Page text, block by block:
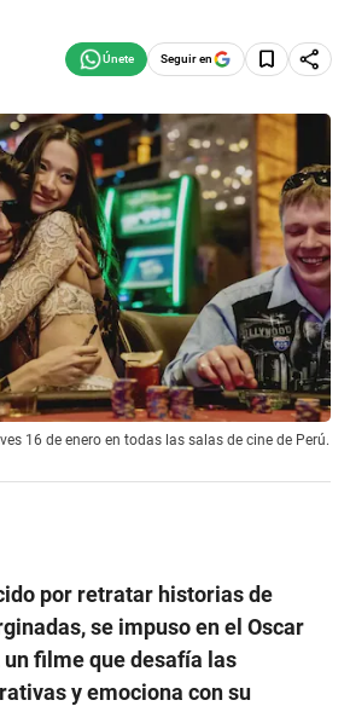
Seguir en
16 de enero en todas las salas de cine de Perú.
por retratar historias de
se impuso en el Oscar
un filme que desafía las
y emociona con su